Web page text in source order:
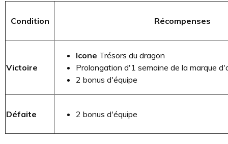
Condition Récompenses
Victoire
Icone Trésors du dragon
Prolongation d'1 semaine de la marque
2 bonus d'équipe
Défaite 2 bonus d'équipe